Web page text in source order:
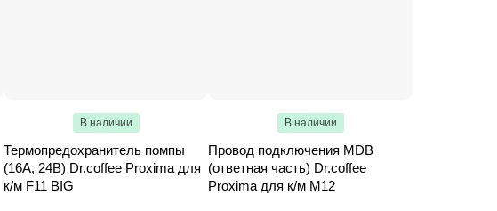
В наличии
Термопредохранитель помпы
(16А, 24В) Dr.coffee Proxima для
к/м F11 BIG
В наличии
Провод подключения MDB
(ответная часть) Dr.coffee
Proxima для к/м M12